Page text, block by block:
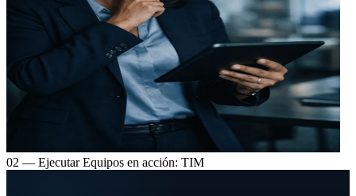
02 — Ejecutar Equipos en acción: TIM